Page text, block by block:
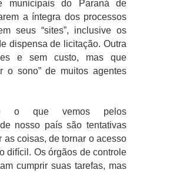
municipais do Paraná de
a íntegra dos processos
seus “sites”, inclusive os
dispensa de licitação. Outra
e sem custo, mas que
o sono” de muitos agentes
o que vemos pelos
nosso país são tentativas
as coisas, de tornar o acesso
difícil. Os órgãos de controle
cumprir suas tarefas, mas